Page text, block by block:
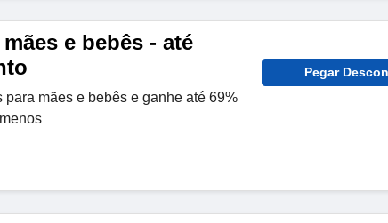
e bebês - até
mães e bebês e ganhe até 69%
Pegar